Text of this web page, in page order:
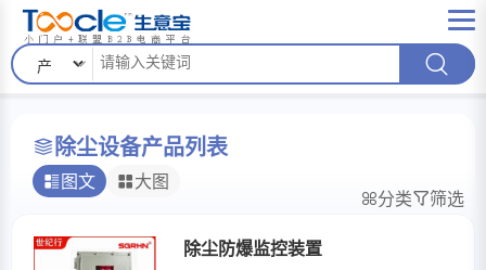
除尘设备产品列表
图文 大图
分类 筛选
除尘防爆监控装置